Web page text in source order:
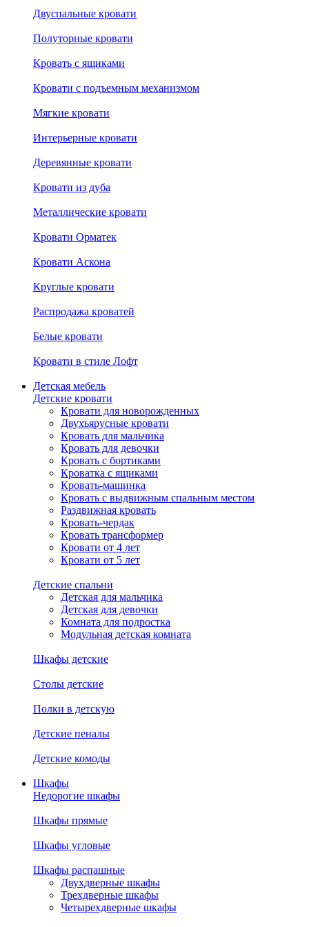
Двуспальные кровати
Полуторные кровати
Кровать с ящиками
Кровати с подъемным механизмом
Мягкие кровати
Интерьерные кровати
Деревянные кровати
Кровати из дуба
Металлические кровати
Кровати Орматек
Кровати Аскона
Круглые кровати
Распродажа кроватей
Белые кровати
Кровати в стиле Лофт
Детская мебель
Детские кровати
Кровати для новорожденных
Двухъярусные кровати
Кровать для мальчика
Кровать для девочки
Кровать с бортиками
Кроватка с ящиками
Кровать-машинка
Кровать с выдвижным спальным местом
Раздвижная кровать
Кровать-чердак
Кровать трансформер
Кровати от 4 лет
Кровати от 5 лет
Детские спальни
Детская для мальчика
Детская для девочки
Комната для подростка
Модульная детская комната
Шкафы детские
Столы детские
Полки в детскую
Детские пеналы
Детские комоды
Шкафы
Недорогие шкафы
Шкафы прямые
Шкафы угловые
Шкафы распашные
Двухдверные шкафы
Трехдверные шкафы
Четырехдверные шкафы